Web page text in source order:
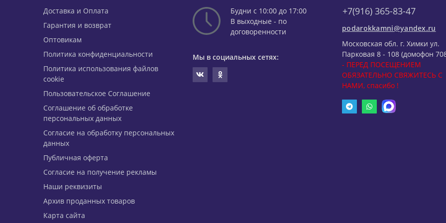
Доставка и Оплата
Гарантия и возврат
Оптовикам
Политика конфиденциальности
Политика использования файлов
cookie
Пользовательское Соглашение
Соглашение об обработке
персональных данных
Согласие на обработку персональных
данных
Публичная оферта
Согласие на получение рекламы
Наши реквизиты
Архив проданных товаров
Карта сайта
Будни с 10:00 до 17:00
В выходные - по
договоренности
Мы в социальных сетях:
+7(916) 365-83-47
podarokkamni@yandex.ru
Московская обл. г. Химки ул.
Парковая 8 - 108 (домофон
- ПЕРЕД ПОСЕЩЕНИЕМ
ОБЯЗАТЕЛЬНО СВЯЖИТЕСЬ С
НАМИ, спасибо !